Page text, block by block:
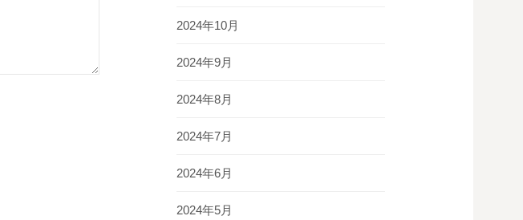
2024年10月
2024年9月
2024年8月
2024年7月
2024年6月
2024年5月